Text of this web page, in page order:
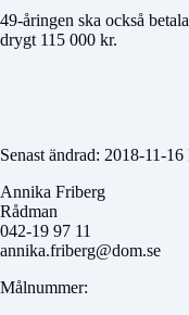
49-åringen ska också
drygt 115 000 kr.
Senast ändrad: 2018-11-
Annika Friberg
Rådman
042-19 97 11
annika.friberg@dom.se
Målnummer: